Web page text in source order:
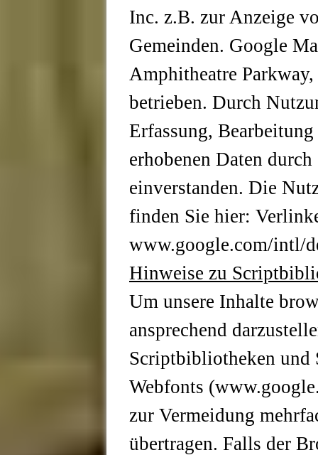
Inc. z.B. zur Anzeige
Gemeinden. Google
Amphitheatre
betrieben. Durch
Erfassung,
erhobenen Daten
einverstanden. Die
finden Sie hier:
www.google.com/intl/
Hinweise zu
Um unsere Inhalte
ansprechend
Scriptbibliotheken
Webfonts
zur Vermeidung
übertragen. Falls der